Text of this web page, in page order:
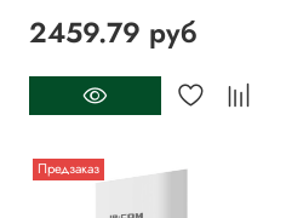
2459.79 руб
Предзаказ